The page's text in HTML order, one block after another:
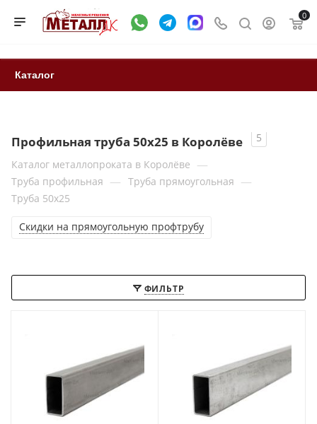
0
Каталог
Профильная труба 50x25 в Королёве
5
Каталог металлопроката в Королёве —
Труба профильная — Труба прямоугольная —
Труба 50x25
Скидки на прямоугольную профтрубу
ФИЛЬТР